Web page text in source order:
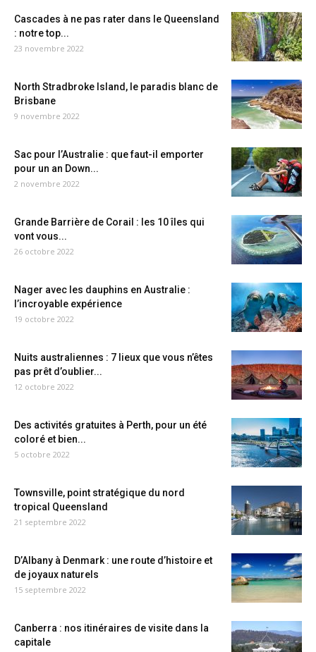
Cascades à ne pas rater dans le Queensland
: notre top...
23 novembre 2022
North Stradbroke Island, le paradis blanc de
Brisbane
9 novembre 2022
Sac pour l’Australie : que faut-il emporter
pour un an Down...
2 novembre 2022
Grande Barrière de Corail : les 10 îles qui
vont vous...
26 octobre 2022
Nager avec les dauphins en Australie :
l’incroyable expérience
19 octobre 2022
Nuits australiennes : 7 lieux que vous n’êtes
pas prêt d’oublier...
12 octobre 2022
Des activités gratuites à Perth, pour un été
coloré et bien...
5 octobre 2022
Townsville, point stratégique du nord
tropical Queensland
21 septembre 2022
D’Albany à Denmark : une route d’histoire et
de joyaux naturels
15 septembre 2022
Canberra : nos itinéraires de visite dans la
capitale